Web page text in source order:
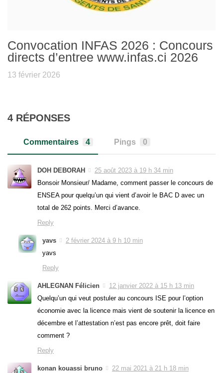
Convocation INFAS 2026 : Concours
directs d’entree www.infas.ci 2026
13 février 2026
4 RÉPONSES
Commentaires 4 Pings 0
DOH DEBORAH
25 août 2023 à 19 h 34 min
Bonsoir Monsieur/ Madame, comment passer le concours de
ENSEA pour quelqu’un qui vient d’avoir le BAC D avec un
total de 262 points. Merci d’avance.
Reply
yavs
2 février 2024 à 9 h 10 min
yavs
Reply
AHLEGNAN Félicien
12 janvier 2022 à 15 h 13 min
Quelqu’un qui veut postuler au concours ISE pour l’option
économie avec la licence mais vient de soutenir la licence en
décembre et l’attestation n’est pas encore prêt, doit faire
comment ?
Reply
konan kouassi bruno
22 mai 2021 à 21 h 18 min